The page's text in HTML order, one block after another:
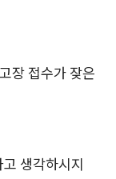
장 접수가 잦은
생각하시지